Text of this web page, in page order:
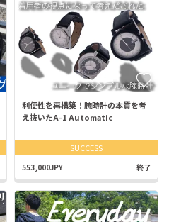
利便性を再構築！腕時計の本質を考
え抜いたA-1 Automatic
SUCCESS
553,000JPY 終了